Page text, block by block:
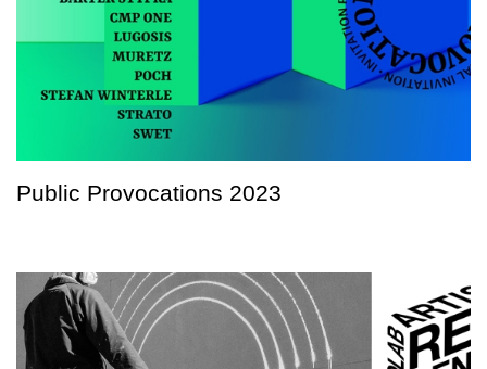
Public Provocations 2023